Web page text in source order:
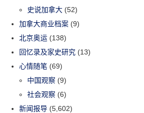
史说加拿大 (52)
加拿大商业档案 (9)
北京奥运 (138)
回忆录及家史研究 (13)
心情随笔 (69)
中国观察 (9)
社会观察 (6)
新闻报导 (5,602)